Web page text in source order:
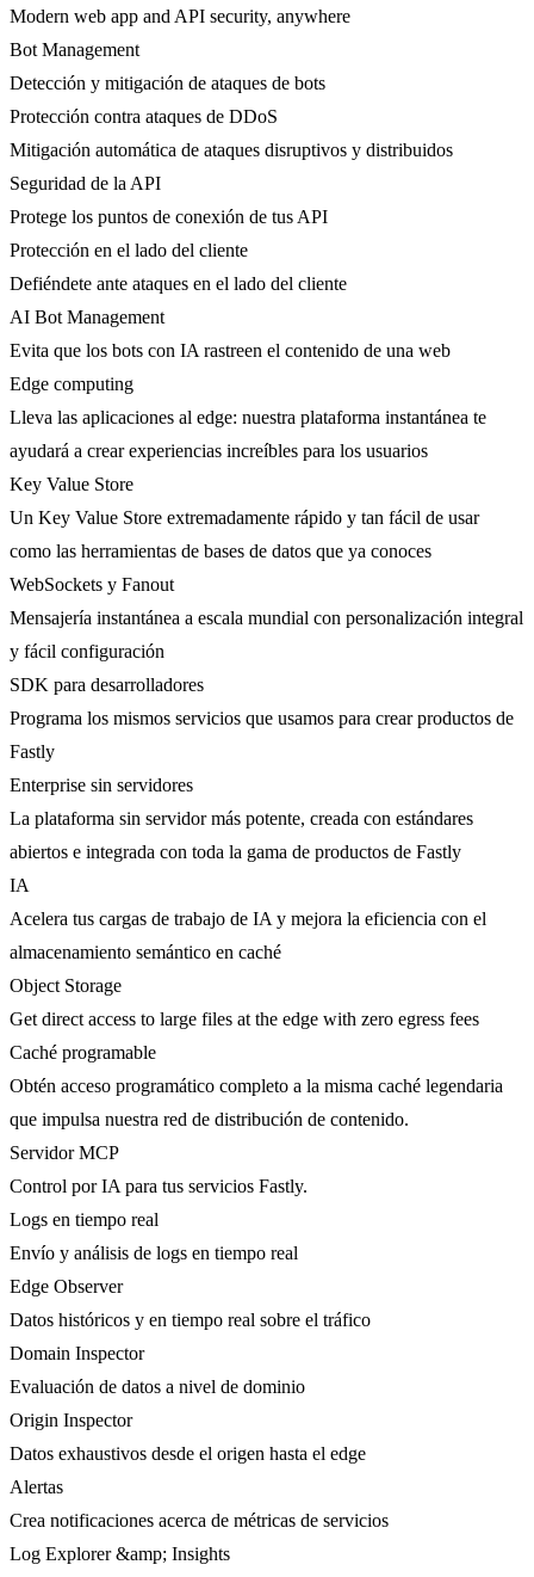
Modern web app and API security, anywhere
Bot Management
Detección y mitigación de ataques de bots
Protección contra ataques de DDoS
Mitigación automática de ataques disruptivos y distribuidos
Seguridad de la API
Protege los puntos de conexión de tus API
Protección en el lado del cliente
Defiéndete ante ataques en el lado del cliente
AI Bot Management
Evita que los bots con IA rastreen el contenido de una web
Edge computing
Lleva las aplicaciones al edge: nuestra plataforma instantánea te
ayudará a crear experiencias increíbles para los usuarios
Key Value Store
Un Key Value Store extremadamente rápido y tan fácil de usar
como las herramientas de bases de datos que ya conoces
WebSockets y Fanout
Mensajería instantánea a escala mundial con personalización integral
y fácil configuración
SDK para desarrolladores
Programa los mismos servicios que usamos para crear productos de
Fastly
Enterprise sin servidores
La plataforma sin servidor más potente, creada con estándares
abiertos e integrada con toda la gama de productos de Fastly
IA
Acelera tus cargas de trabajo de IA y mejora la eficiencia con el
almacenamiento semántico en caché
Object Storage
Get direct access to large files at the edge with zero egress fees
Caché programable
Obtén acceso programático completo a la misma caché legendaria
que impulsa nuestra red de distribución de contenido.
Servidor MCP
Control por IA para tus servicios Fastly.
Logs en tiempo real
Envío y análisis de logs en tiempo real
Edge Observer
Datos históricos y en tiempo real sobre el tráfico
Domain Inspector
Evaluación de datos a nivel de dominio
Origin Inspector
Datos exhaustivos desde el origen hasta el edge
Alertas
Crea notificaciones acerca de métricas de servicios
Log Explorer &amp; Insights